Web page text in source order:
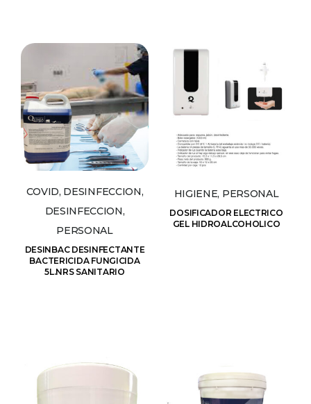
COVID, DESINFECCION,
DESINFECCION,
PERSONAL
DESINBAC DESINFECTANTE
BACTERICIDA FUNGICIDA
5L.NRS SANITARIO
HIGIENE, PERSONAL
DOSIFICADOR ELECTRICO
GEL HIDROALCOHOLICO